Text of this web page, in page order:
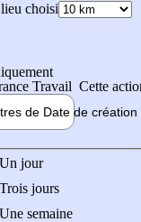
choisi
Travail Cette
de Date de création
de l'offre
Un jour
Trois jours
Une semaine